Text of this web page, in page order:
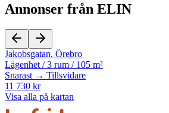
Annonser från ELIN
Jakobsgatan, Örebro
Lägenhet /3 rum / 105 m²
Snarast → Tillsvidare
11 730 kr
Visa alla på kartan